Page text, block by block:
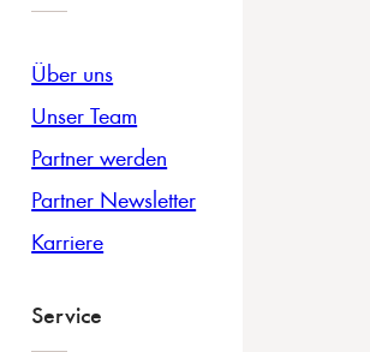
Über uns
Unser Team
Partner werden
Partner Newsletter
Karriere
Service